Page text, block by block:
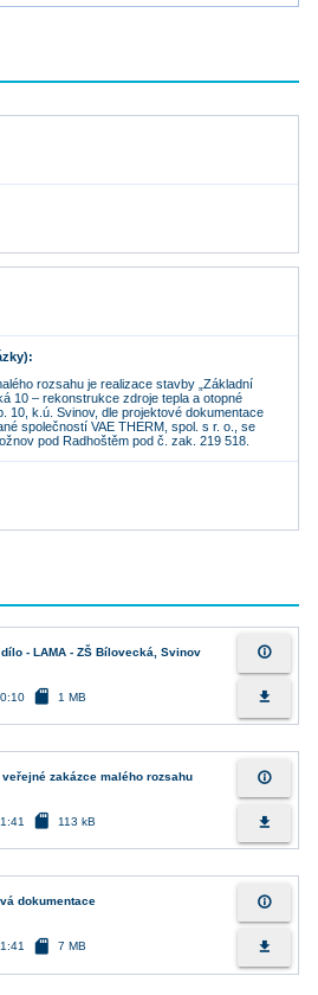
rozsahu je realizace stavby „Základní
10 – rekonstrukce zdroje tepla a otopné
10, k.ú. Svinov, dle projektové dokumentace
společností VAE THERM, spol. s r. o., se
pod Radhoštěm pod č. zak. 219 518.
- LAMA - ZŠ Bílovecká, Svinov
sd_card 1 MB
info_outline
file_download
zakázce malého rozsahu
sd_card 113 kB
info_outline
file_download
dokumentace
sd_card 7 MB
info_outline
file_download